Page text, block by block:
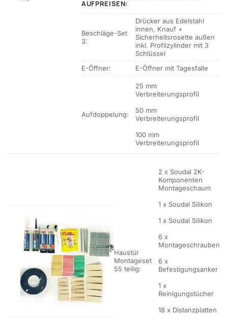
AUFPREISEN:
Beschläge-Set
3:
Drücker aus Edelstahl
innen, Knauf +
Sicherheitsrosette außen
inkl. Profilzylinder mit 3
Schlüssel
E-Öffner:
E-Öffner mit Tagesfalle
Aufdoppelung:
25 mm
Verbreiterungsprofil
50 mm
Verbreiterungsprofil
100 mm
Verbreiterungsprofil
Haustür
Montageset
55 teilig:
2 x Soudal 2K-
Komponenten
Montageschaum
1 x Soudal Silikon
1 x Soudal Silikon
6 x
Montageschrauben
6 x
Befestigungsanker
1 x
Reinigungstücher
18 x Distanzplatten